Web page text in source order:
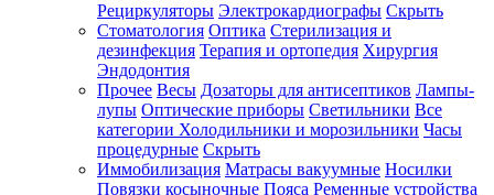
Рециркуляторы Электрокардиографы Скрыть
Стоматология Оптика Стерилизация и
дезинфекция Терапия и ортопедия Хирургия
Эндодонтия
Прочее Весы Дозаторы для антисептиков Лампы-
лупы Оптические приборы Светильники Все
категории Холодильники и морозильники Часы
процедурные Скрыть
Иммобилизация Матрасы вакуумные Носилки
Повязки косыночные Пояса Ременные устройства